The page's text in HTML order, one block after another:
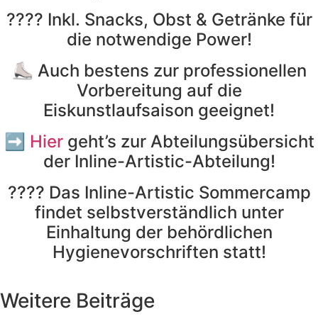
???? Inkl. Snacks, Obst & Getränke für
die notwendige Power!
⛸️ Auch bestens zur professionellen
Vorbereitung auf die
Eiskunstlaufsaison geeignet!
➡️ Hiergeht’s zur Abteilungsübersicht
der Inline-Artistic-Abteilung!
???? Das Inline-Artistic Sommercamp
findet selbstverständlich unter
Einhaltung der behördlichen
Hygienevorschriften statt!
Weitere Beiträge